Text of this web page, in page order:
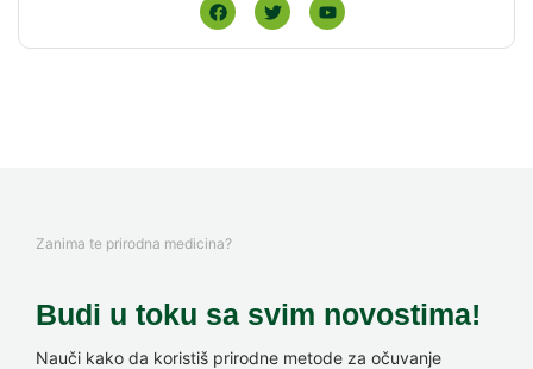
Zanima te prirodna medicina?
Budi u toku sa svim novostima!
Nauči kako da koristiš prirodne metode za očuvanje